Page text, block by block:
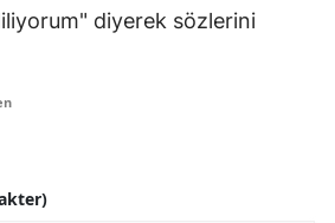
Hakkari
diyerek sözlerini